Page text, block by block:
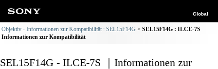
Global
Objektiv - Informationen zur Kompatibilität : SEL15F14G
SEL15F14G : ILCE-7S
Informationen zur Kompatibilität
SEL15F14G - ILCE-7S ｜Informationen zur